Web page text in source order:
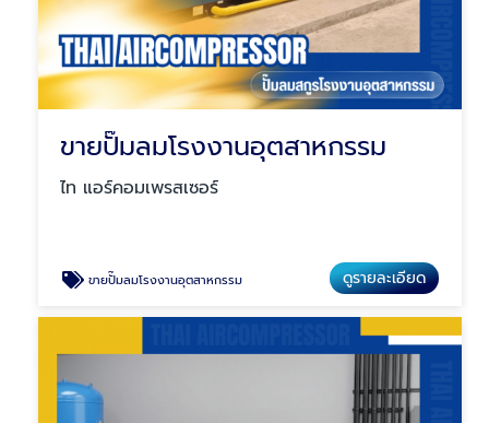
ขายปั๊มลมโรงงานอุตสาหกรรม
ไท แอร์คอมเพรสเซอร์
ขายปั๊มลมโรงงานอุตสาหกรรม ดูรายละเอียด